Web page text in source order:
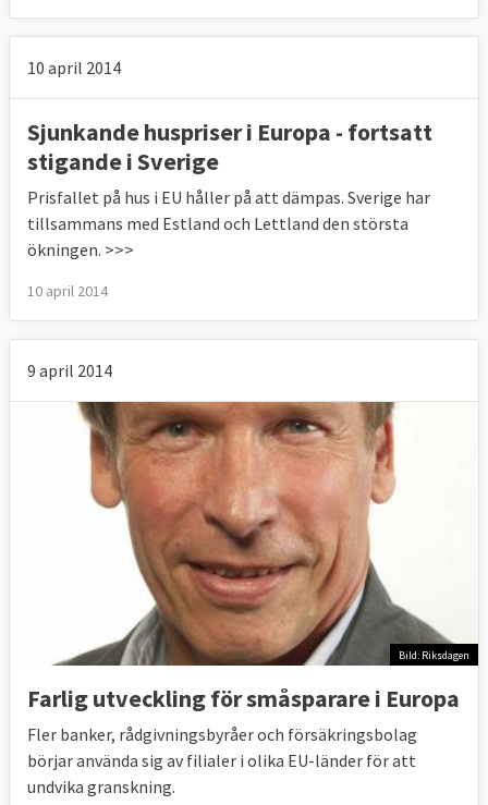
10 april 2014
Sjunkande huspriser i Europa - fortsatt
stigande i Sverige
Prisfallet på hus i EU håller på att dämpas. Sverige har
tillsammans med Estland och Lettland den största
ökningen. >>>
10 april 2014
9 april 2014
Bild: Riksdagen
Farlig utveckling för småsparare i Europa
Fler banker, rådgivningsbyråer och försäkringsbolag
börjar använda sig av filialer i olika EU-länder för att
undvika granskning.